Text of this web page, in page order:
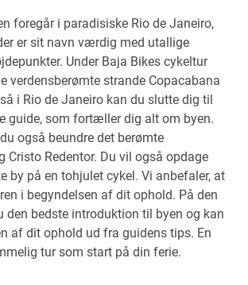
foregår i paradisiske Rio de Janeiro,
er sit navn værdig med utallige
Under Baja Bikes cykeltur
verdensberømte strande Copacabana
i Rio de Janeiro kan du slutte dig til
guide, som fortæller dig alt om byen.
også beundre det berømte
Cristo Redentor. Du vil også opdage
by på en tohjulet cykel. Vi anbefaler, at
i begyndelsen af dit ophold. På den
den bedste introduktion til byen og kan
af dit ophold ud fra guidens tips. En
tur som start på din ferie.